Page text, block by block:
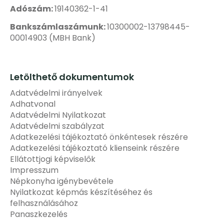
Adószám:19140362-1-41
Bankszámlaszámunk:10300002-13798445-
00014903 (MBH Bank)
Letölthető dokumentumok
Adatvédelmi irányelvek
Adhatvonal
Adatvédelmi Nyilatkozat
Adatvédelmi szabályzat
Adatkezelési tájékoztató önkéntesek részére
Adatkezelési tájékoztató klienseink részére
Ellátottjogi képviselők
Impresszum
Népkonyha igénybevétele
Nyilatkozat képmás készítéséhez és
felhasználásához
Panaszkezelés